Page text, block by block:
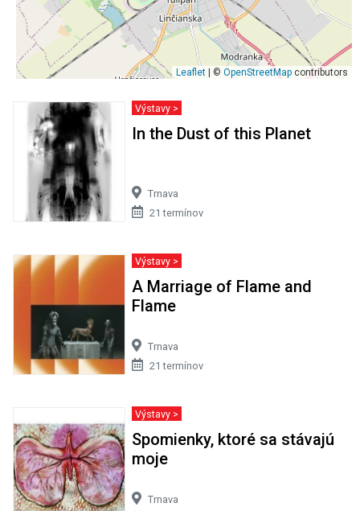
Leaflet | © OpenStreetMap contributors
Výstavy >
In the Dust of this Planet
Trnava
21 termínov
Výstavy >
A Marriage of Flame and
Flame
Trnava
21 termínov
Výstavy >
Spomienky, ktoré sa stávajú
moje
Trnava